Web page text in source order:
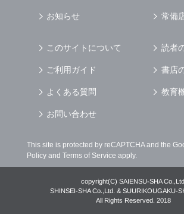
お知らせ 常備
このサイトについて
ご利用ガイド
よくある質問
お問い合わせ
読者
書店
教育
This site is protected by reCAPTCHA and the
Policyand Terms of Service apply.
copyright(C) SAIENSU-SHA
SHINSEI-SHA Co.,Ltd. & SUURIKOUGAKU-
All Rights Reserved. 2018